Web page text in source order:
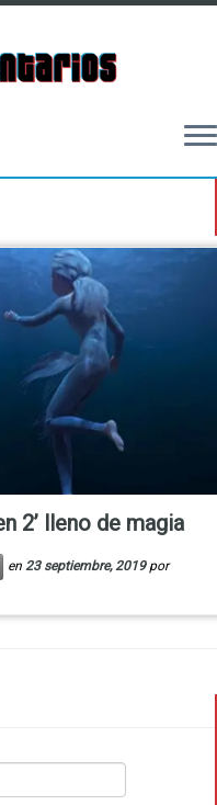
2’ lleno de magia
en 23 septiembre, 2019 por